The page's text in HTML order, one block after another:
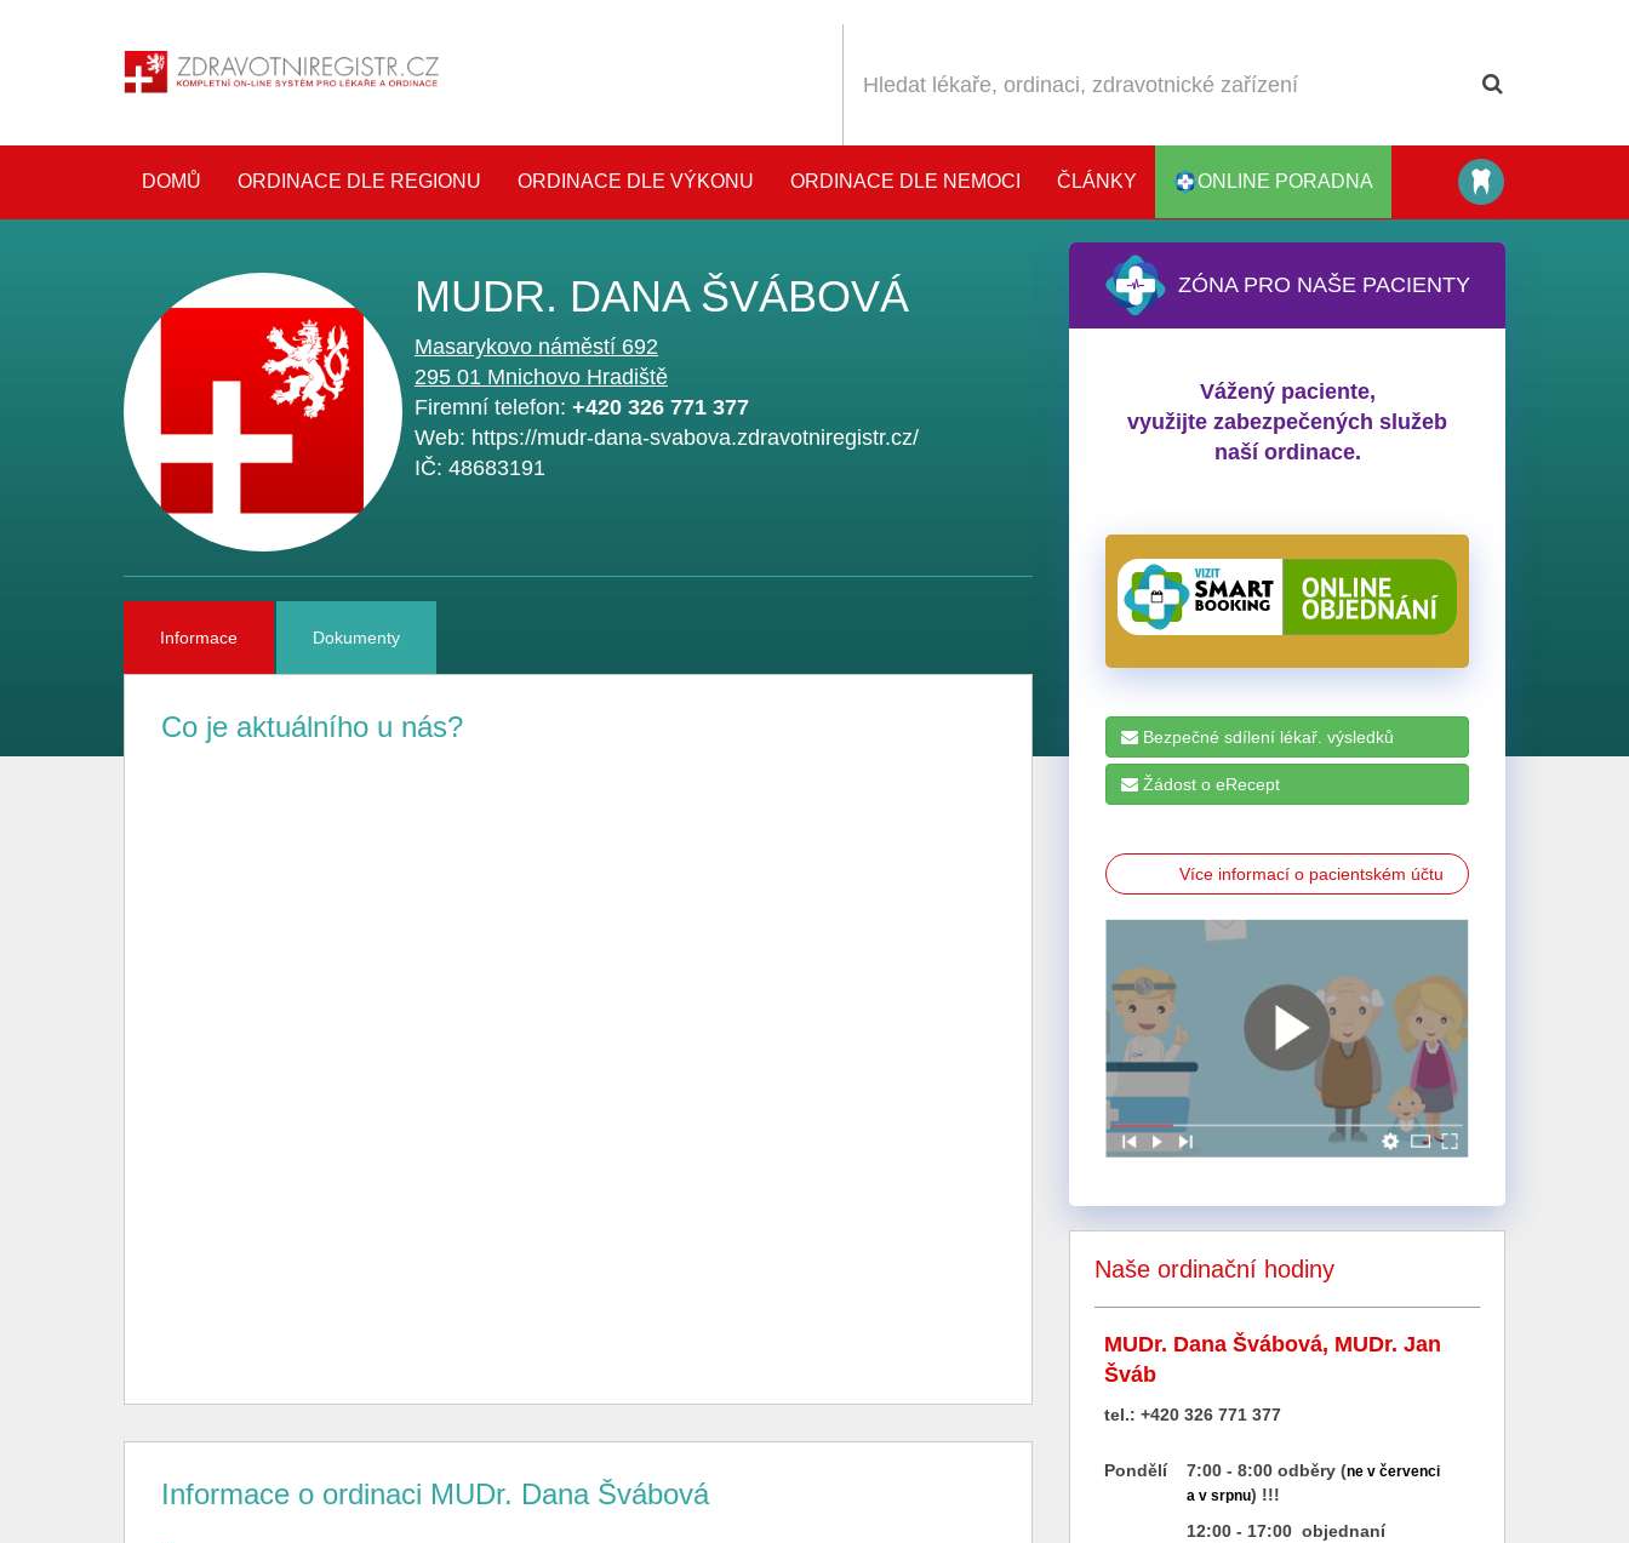
DOMŮ ORDINACE DLE REGIONU ORDINACE DLE VÝKONU ORDINACE DLE NEMOCI ČLÁNKY ONLINE PORADNA
MUDR. DANA ŠVÁBOVÁ
Masarykovo náměstí 692
295 01 Mnichovo Hradiště
Firemní telefon: +420 326 771 377
Web: https://mudr-dana-svabova.zdravotniregistr.cz/
IČ: 48683191
Informace Dokumenty
Co je aktuálního u nás?
Informace o ordinaci MUDr. Dana Švábová
ZÓNA PRO NAŠE PACIENTY
Vážený paciente,
využijte zabezpečených služeb
naší ordinace.
Bezpečné sdílení lékař. výsledků
Žádost o eRecept
Více informací o pacientském účtu
Naše ordinační hodiny
MUDr. Dana Švábová, MUDr. Jan
Šváb
tel.: +420 326 771 377
Pondělí 7:00 - 8:00 odběry (ne v červenci
a v srpnu) !!!
12:00 - 17:00 objednaní